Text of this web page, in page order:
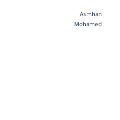
Asmhan
Mohamed